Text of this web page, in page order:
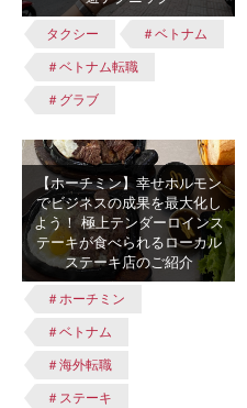
タクシー ＃ベトナム
＃ベトナム転職
＃グラブ
【ホーチミン】幸せホルモン
でビジネスの成果を最大化し
よう！ 極上テンダーロインス
テーキが食べられるローカル
ステーキ店のご紹介
＃ホーチミン
＃ベトナム
＃海外転職
＃ステーキ